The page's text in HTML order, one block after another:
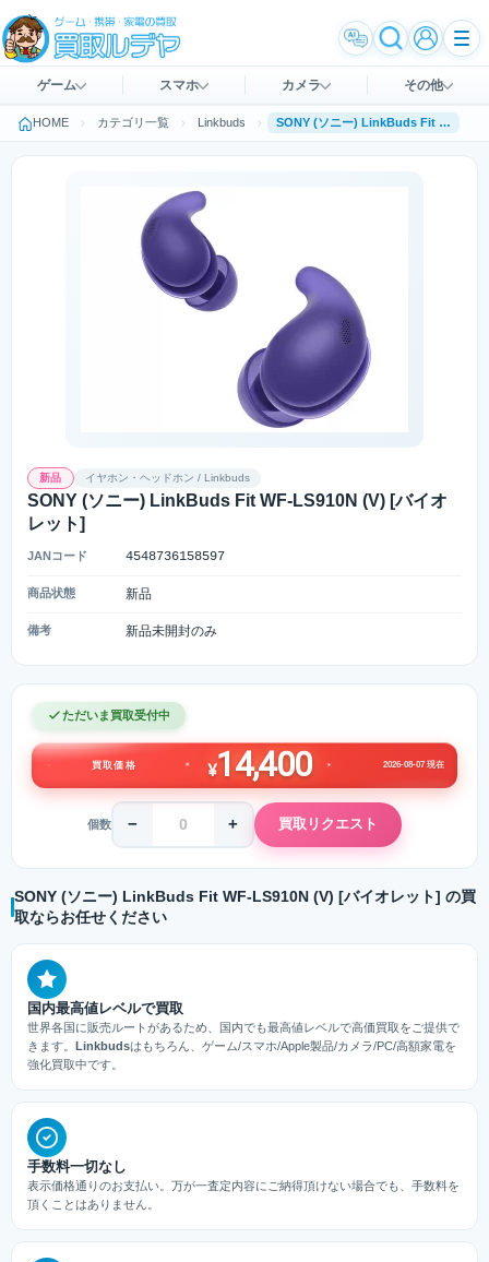
ゲーム スマホ カメラ その他
HOME カテゴリ一覧 Linkbuds SONY (ソニー) LinkBuds Fit WF-LS910N (V) [バイオレット]
新品 イヤホン・ヘッドホン / Linkbuds
SONY (ソニー) LinkBuds Fit WF-LS910N (V) [バイオ
レット]
JANコード 4548736158597
商品状態 新品
備考 新品未開封のみ
ただいま買取受付中
買取価格 ¥14,400 2026-08-07 現在
個数 − + 買取リクエスト
SONY (ソニー) LinkBuds Fit WF-LS910N (V) [バイオレット] の買
取ならお任せください
国内最高値レベルで買取
世界各国に販売ルートがあるため、国内でも最高値レベルで高価買取をご提供で
きます。 Linkbudsはもちろん、ゲーム/スマホ/Apple製品/カメラ/PC/高額家電を
強化買取中です。
手数料一切なし
表示価格通りのお支払い。万が一査定内容にご納得頂けない場合でも、手数料を
頂くことはありません。